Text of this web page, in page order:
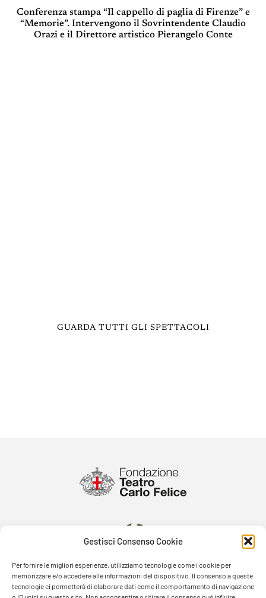
Gestisci Consenso Cookie
Per fornire le migliori esperienze, utilizziamo tecnologie come i cookie per
memorizzare e/o accedere alle informazioni del dispositivo. Il consenso a queste
tecnologie ci permetterà di elaborare dati come il comportamento di navigazione
Conferenza stampa “Il cappello di paglia di Firenze” e
“Memorie”. Intervengono il Sovrintendente Claudio
Orazi e il Direttore artistico Pierangelo Conte
GUARDA TUTTI GLI SPETTACOLI